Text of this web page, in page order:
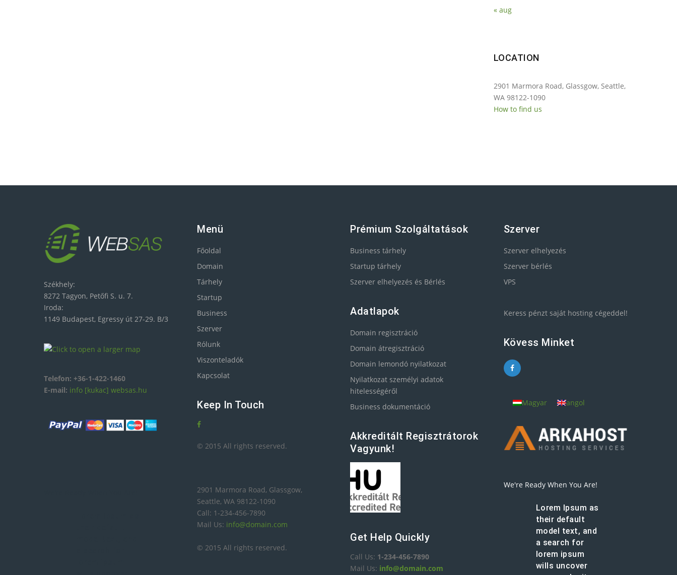
« aug
LOCATION
2901 Marmora Road, Glassgow, Seattle,
WA 98122-1090
How to find us
Székhely:
8272 Tagyon, Petőfi S. u. 7.
Iroda:
1149 Budapest, Egressy út 27-29. B/3
Telefon: +36-1-422-1460
E-mail: info [kukac] websas.hu
Menü
Főoldal
Domain
Tárhely
Startup
Business
Szerver
Rólunk
Viszonteladók
Kapcsolat
Keep In Touch
© 2015 All rights reserved.
2901 Marmora Road, Glassgow,
Seattle, WA 98122-1090
Call: 1-234-456-7890
Mail Us: info@domain.com
© 2015 All rights reserved.
Prémium Szolgáltatások
Business tárhely
Startup tárhely
Szerver elhelyezés és Bérlés
Adatlapok
Domain regisztráció
Domain átregisztráció
Domain lemondó nyilatkozat
Nyilatkozat személyi adatok
hitelességéről
Business dokumentáció
Akkreditált Regisztrátorok
Vagyunk!
Get Help Quickly
Call Us: 1-234-456-7890
Mail Us: info@domain.com
Szerver
Szerver elhelyezés
Szerver bérlés
VPS
Keress pénzt saját hosting cégeddel!
Kövess Minket
Magyar angol
We're Ready When You Are!
Lorem Ipsum as
their default
model text, and
a search for
lorem ipsum
wills uncover